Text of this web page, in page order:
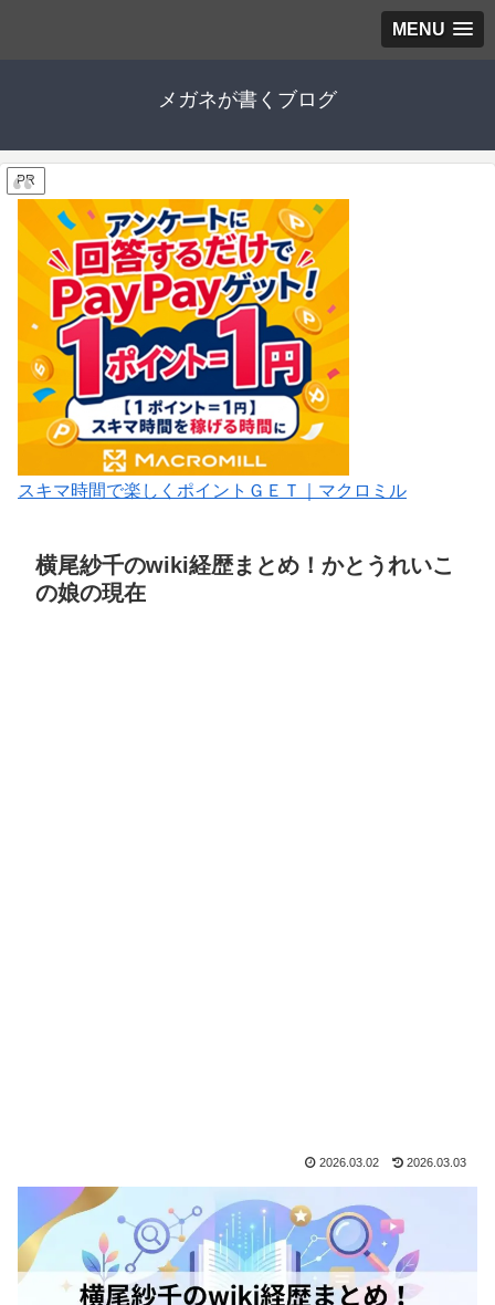
MENU
メガネが書くブログ
PR
スキマ時間で楽しくポイントＧＥＴ｜マクロミル
横尾紗千のwiki経歴まとめ！かとうれいこ
の娘の現在
2026.03.02 2026.03.03